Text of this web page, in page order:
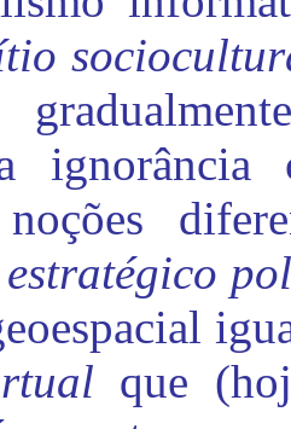
ignorância
noções
estratégico
que